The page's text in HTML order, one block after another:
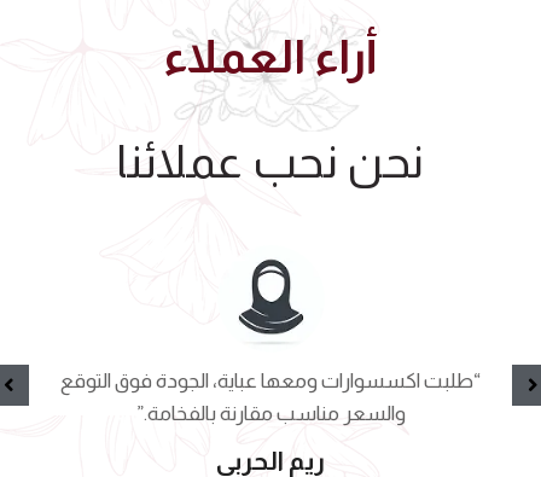
أراء العملاء
نحن نحب عملائنا
“طلبت اكسسوارات ومعها عباية، الجودة فوق التوقع
والسعر مناسب مقارنة بالفخامة.”
ريم الحربي